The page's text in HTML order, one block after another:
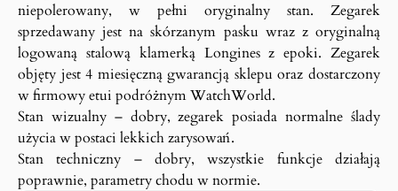
niepolerowany, w pełni oryginalny stan. Zegarek
sprzedawany jest na skórzanym pasku wraz z oryginalną
logowaną stalową klamerką Longines z epoki. Zegarek
objęty jest 4 miesięczną gwarancją sklepu oraz dostarczony
w firmowy etui podróżnym WatchWorld.
Stan wizualny – dobry, zegarek posiada normalne ślady
użycia w postaci lekkich zarysowań.
Stan techniczny – dobry, wszystkie funkcje działają
poprawnie, parametry chodu w normie.